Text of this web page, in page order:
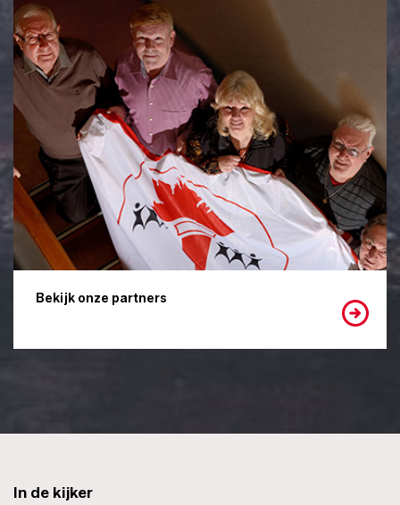
Bekijk onze partners
In de kijker